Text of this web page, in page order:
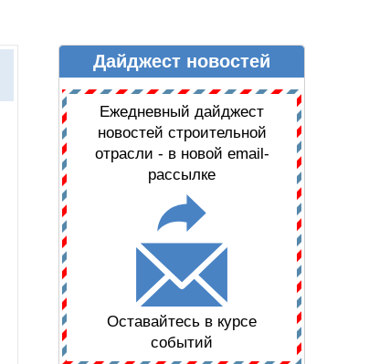
ДАЙДЖЕСТ НОВОСТЕЙДайджест новостей
Ежедневный дайджест
новостей строительной
отрасли - в новой email-
рассылке
Оставайтесь в курсе
событий